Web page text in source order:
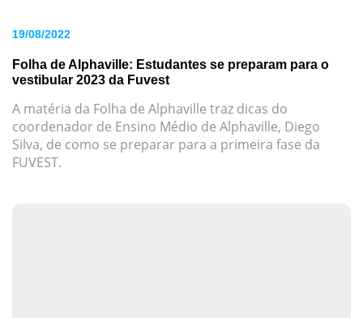
19/08/2022
Folha de Alphaville: Estudantes se preparam para o
vestibular 2023 da Fuvest
A matéria da Folha de Alphaville traz dicas do
coordenador de Ensino Médio de Alphaville, Diego
Silva, de como se preparar para a primeira fase da
FUVEST.